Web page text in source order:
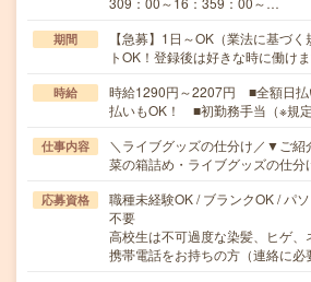
期間
【急募】1日～OK（業法に基づ
トOK！登録後は好きな時に働けま
時給
時給1290円～2207円 ■全額日払
払いもOK！ ■初勤務手当（※規定
仕事内容
＼ライブグッズの仕分け／▼ご
菜の箱詰め・ライブグッズの仕
応募資格
職種未経験OK / ブランクOK / パ
不要
高校生は不可過度な染髪、ヒゲ
携帯電話をお持ちの方（連絡に